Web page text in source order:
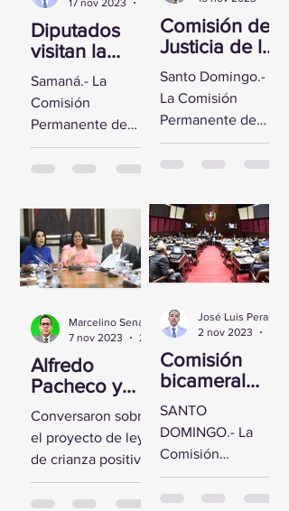
Diputados
visitan la
Fortaleza de
Santa
Bárbara de
Samaná
Samaná.- La
Comisión
Permanente de
Derechos
Humanos de la
Diputados visitó la
Fortaleza de Santa
Bárbara de
Samaná, a fin de...
Comisión de
Justicia de la
CD se reúne
con Yeni
Berenice
Reynoso
Santo Domingo.-
La Comisión
Permanente de
Justicia de la
Cámara de
un encuentro con
la Directora de
Persecución del...
Alfredo
Pacheco y
comisión de
diputados
reciben a la
Primera
Dama
Conversaron sobre
el proyecto de ley
de crianza positiva
SANTO
DOMINGO.- El
Marcelino Sena
7 nov 2023
Comisión
bicameral
inicia hoy el
estudio del
Presupuesto
General del
Estado 2024
SANTO
DOMINGO.- La
Comisión
Bicameral Especial
iniciará hoy los
José Luis Peralta
2 nov 2023